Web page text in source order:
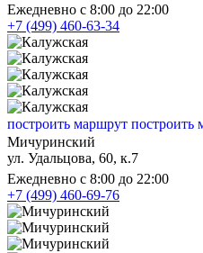
Ежедневно с 8:00 до 22:00
+7 (499) 460-63-34
построить маршрут построить
Мичуринский
ул. Удальцова, 60, к.7
Ежедневно с 8:00 до 22:00
+7 (499) 460-69-76